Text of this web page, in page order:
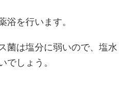
浴を行います。
菌は塩分に弱いので、塩水
でしょう。